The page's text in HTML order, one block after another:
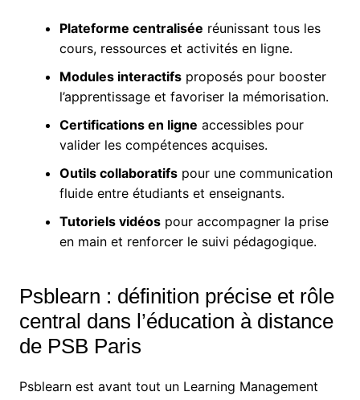
Plateforme centralisée réunissant tous les
cours, ressources et activités en ligne.
Modules interactifsproposés pour booster
l’apprentissage et favoriser la mémorisation.
Certifications en ligne accessibles pour
valider les compétences acquises.
Outils collaboratifspour une communication
fluide entre étudiants et enseignants.
Tutoriels vidéospour accompagner la prise
en main et renforcer le suivi pédagogique.
Psblearn : définition précise et rôle
central dans l’éducation à distance
de PSB Paris
Psblearn est avant tout un Learning Management